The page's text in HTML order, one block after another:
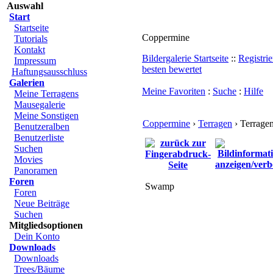
Auswahl
Start
Startseite
Tutorials
Kontakt
Impressum
Haftungsausschluss
Galerien
Meine Terragens
Mausegalerie
Meine Sonstigen
Benutzeralben
Benutzerliste
Suchen
Movies
Panoramen
Foren
Foren
Neue Beiträge
Suchen
Mitgliedsoptionen
Dein Konto
Downloads
Downloads
Trees/Bäume
Coppermine
Bildergalerie Startseite ::
besten bewertet
Meine Favoriten : Suche : Hilfe
Coppermine › Terragen ›
Swamp